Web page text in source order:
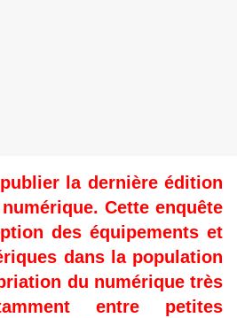
la dernière édition
Cette enquête
des équipements et
dans la population
du numérique très
entre petites